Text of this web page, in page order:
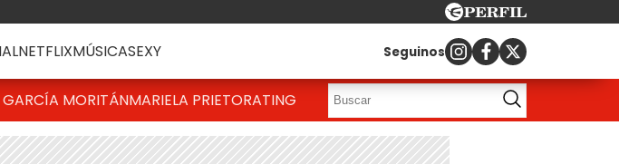
NETFLIXMÚSICASEXY Seguinos
GARCÍA MORITÁNMARIELA PRIETORATING